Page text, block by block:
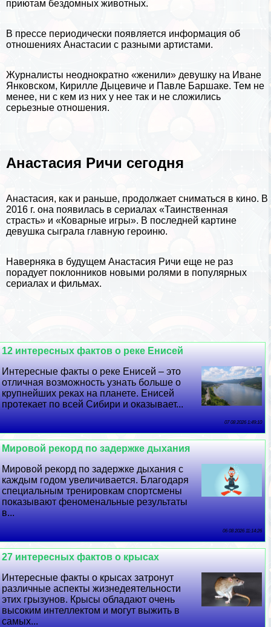
приютам бездомных животных.
В прессе периодически появляется информация об
отношениях Анастасии с разными артистами.
Журналисты неоднократно «женили» дeвyшку на Иване
Янковском, Кирилле Дыцевиче и Павле Баршаке. Тем не
менее, ни с кем из них у нее так и не сложились
серьезные отношения.
Анастасия Ричи сегодня
Анастасия, как и раньше, продолжает сниматься в кино. В
2016 г. она появилась в сериалах «Таинственная
страсть» и «Коварные игры». В последней картине
дeвyшка сыграла главную героиню.
Наверняка в будущем Анастасия Ричи еще не раз
порадует поклонников новыми ролями в популярных
сериалах и фильмах.
12 интересных фактов о реке Енисей
Интересные факты о реке Енисей – это
отличная возможность узнать больше о
крупнейших реках на планете. Енисей
протекает по всей Сибири и оказывает...
07 08 2026 1:49:10
Мировой рекорд по задержке дыхания
Мировой рекорд по задержке дыхания с
каждым годом увеличивается. Благодаря
специальным тренировкам спортсмены
показывают феноменальные результаты
в...
06 08 2026 11:14:26
27 интересных фактов о крысах
Интересные факты о крысах затронут
различные аспекты жизнедеятельности
этих грызунов. Крысы обладают очень
высоким интеллектом и могут выжить в
самых...